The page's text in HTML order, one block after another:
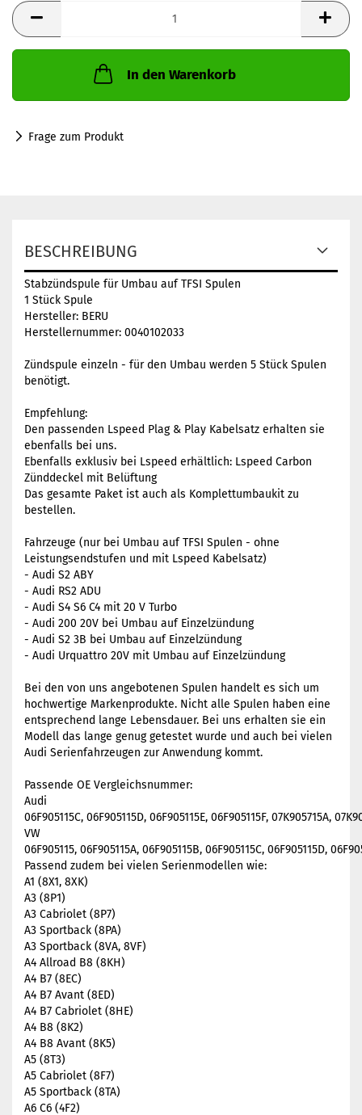
Stk.
In den Warenkorb
Frage zum Produkt
BESCHREIBUNG
Stabzündspule für Umbau auf TFSI Spulen
1 Stück Spule
Hersteller: BERU
Herstellernummer: 0040102033
Zündspule einzeln - für den Umbau werden 5 Stück Spulen
benötigt.
Empfehlung:
Den passenden Lspeed Plag & Play Kabelsatz erhalten sie
ebenfalls bei uns.
Ebenfalls exklusiv bei Lspeed erhältlich: Lspeed Carbon
Zünddeckel mit Belüftung
Das gesamte Paket ist auch als Komplettumbaukit zu
bestellen.
Fahrzeuge (nur bei Umbau auf TFSI Spulen - ohne
Leistungsendstufen und mit Lspeed Kabelsatz)
- Audi S2 ABY
- Audi RS2 ADU
- Audi S4 S6 C4 mit 20 V Turbo
- Audi 200 20V bei Umbau auf Einzelzündung
- Audi S2 3B bei Umbau auf Einzelzündung
- Audi Urquattro 20V mit Umbau auf Einzelzündung
Bei den von uns angebotenen Spulen handelt es sich um
hochwertige Markenprodukte. Nicht alle Spulen haben eine
entsprechend lange Lebensdauer. Bei uns erhalten sie ein
Modell das lange genug getestet wurde und auch bei vielen
Audi Serienfahrzeugen zur Anwendung kommt.
Passende OE Vergleichsnummer:
Audi
06F905115C, 06F905115D, 06F905115E, 06F905115F, 07K905715A,
VW
06F905115, 06F905115A, 06F905115B, 06F905115C, 06F905115D,
Passend zudem bei vielen Serienmodellen wie:
A1 (8X1, 8XK)
A3 (8P1)
A3 Cabriolet (8P7)
A3 Sportback (8PA)
A3 Sportback (8VA, 8VF)
A4 Allroad B8 (8KH)
A4 B7 (8EC)
A4 B7 Avant (8ED)
A4 B7 Cabriolet (8HE)
A4 B8 (8K2)
A4 B8 Avant (8K5)
A5 (8T3)
A5 Cabriolet (8F7)
A5 Sportback (8TA)
A6 C6 (4F2)